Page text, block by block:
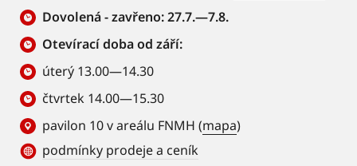
Dovolená - zavřeno: 27.7.—7.8.
Otevírací doba od září:
úterý 13.00—14.30
čtvrtek 14.00—15.30
pavilon 10 v areálu FNMH (mapa)
podmínky prodeje a ceník